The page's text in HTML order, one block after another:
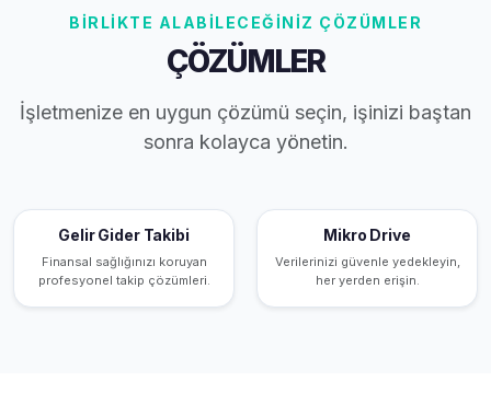
BİRLİKTE ALABİLECEĞİNİZ ÇÖZÜMLER
ÇÖZÜMLER
İşletmenize en uygun çözümü seçin, işinizi baştan
sonra kolayca yönetin.
Gelir Gider Takibi
Finansal sağlığınızı koruyan
profesyonel takip çözümleri.
Mikro Drive
Verilerinizi güvenle yedekleyin,
her yerden erişin.